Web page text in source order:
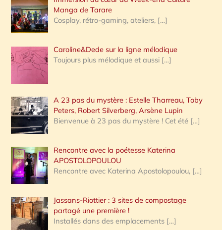
:
Manga de Tarare
Cosplay, rétro-gaming, ateliers, […]
Caroline&Dede sur la ligne mélodique
Toujours plus mélodique et aussi […]
A 23 pas du mystère : Estelle Tharreau, Toby
Peters, Robert Silverberg, Arsène Lupin
Bienvenue à 23 pas du mystère ! Cet été […]
Rencontre avec la poétesse Katerina
APOSTOLOPOULOU
Rencontre avec Katerina Apostolopoulou, […]
Jassans-Riottier : 3 sites de compostage
partagé une première !
Installés dans des emplacements […]